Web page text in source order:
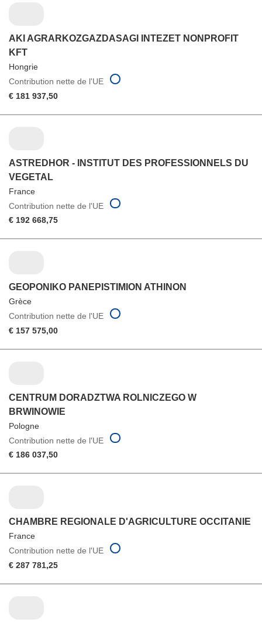
AKI AGRARKOZGAZDASAGI INTEZET NONPROFIT
KFT
Hongrie
Contribution nette de l'UE
€ 181 937,50
ASTREDHOR - INSTITUT DES PROFESSIONNELS DU
VEGETAL
France
Contribution nette de l'UE
€ 192 668,75
GEOPONIKO PANEPISTIMION ATHINON
Grèce
Contribution nette de l'UE
€ 157 575,00
CENTRUM DORADZTWA ROLNICZEGO W
BRWINOWIE
Pologne
Contribution nette de l'UE
€ 186 037,50
CHAMBRE REGIONALE D'AGRICULTURE OCCITANIE
France
Contribution nette de l'UE
€ 287 781,25